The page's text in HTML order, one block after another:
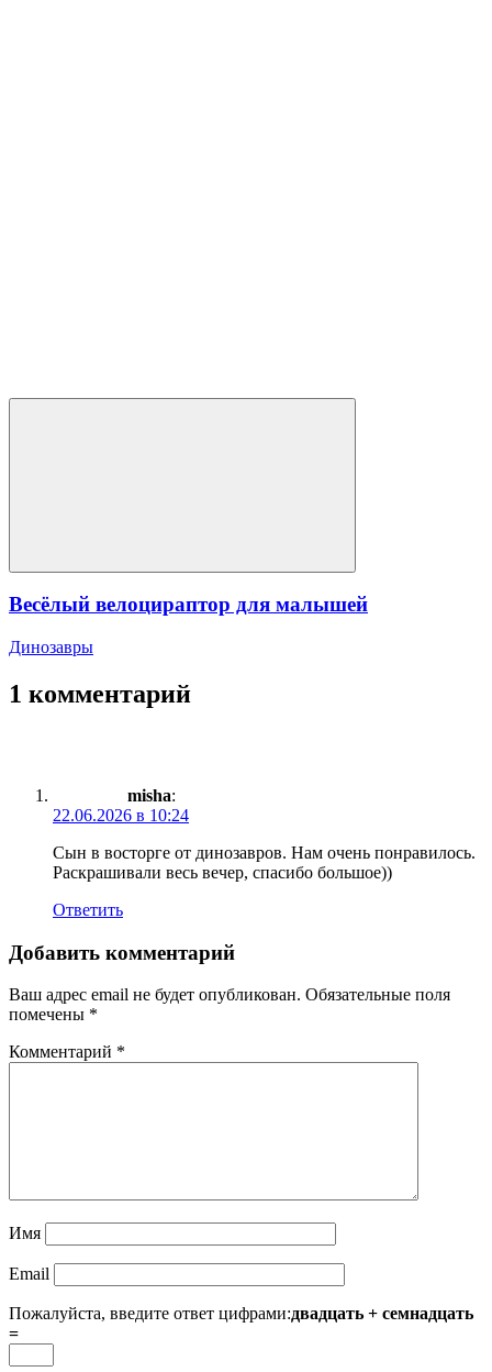
Весёлый велоцираптор для малышей
Динозавры
1 комментарий
misha:
22.06.2026 в 10:24
Сын в восторге от динозавров. Нам очень понравилось.
Раскрашивали весь вечер, спасибо большое))
Ответить
Добавить комментарий
Ваш адрес email не будет опубликован. Обязательные поля
помечены *
Комментарий *
Имя
Email
Пожалуйста, введите ответ цифрами:двадцать + семнадцать
=